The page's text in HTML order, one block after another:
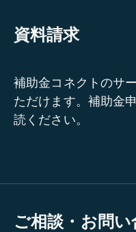
資料請求
補助金コネクトのサ
ただけます。補助金
読ください。
ご相談・お問い